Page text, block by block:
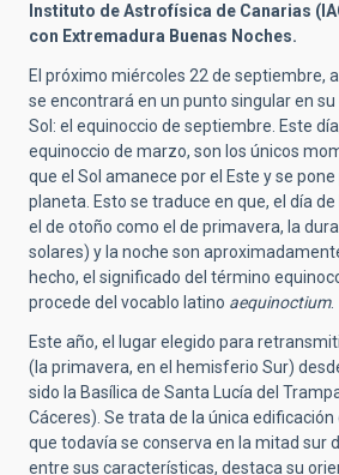
Instituto de Astrofísica de Canarias
con Extremadura Buenas Noches.
El próximo miércoles 22 de septiembre,
se encontrará en un punto singular en
Sol: el equinoccio de septiembre. Este
equinoccio de marzo, son los únicos
que el Sol amanece por el Este y se
planeta. Esto se traduce en que, el día
el de otoño como el de primavera, la
solares) y la noche son
hecho, el significado del término
procede del vocablo latino aequinoctium.
Este año, el lugar elegido para
(la primavera, en el hemisferio Sur)
sido la Basílica de Santa Lucía del
Cáceres). Se trata de la única edificación
que todavía se conserva en la mitad sur
entre sus características, destaca su